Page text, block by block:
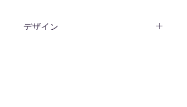
デザイン